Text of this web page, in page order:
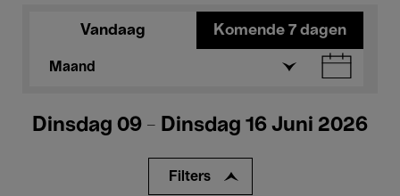
Vandaag Komende 7 dagen
Maand
Dinsdag 09 - Dinsdag 16 Juni 2026
Filters